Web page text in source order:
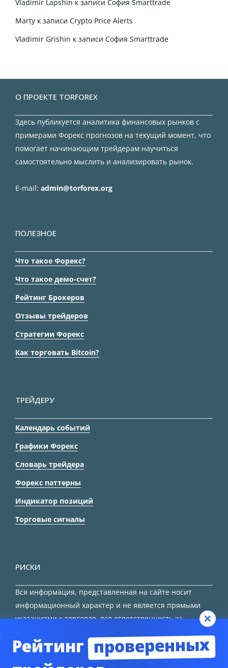
Vladimir Lapshin к записи София Smarttrade
Marty к записи Crypto Price Alerts
Vladimir Grishin к записи София Smarttrade
О ПРОЕКТЕ TORFOREX
Здесь публикуется аналитика финансовых рынков с
примерами Форекс прогнозов на текущий момент, что
помогает начинающим трейдерам научиться
самостоятельно мыслить и анализировать рынок.
E-mail: admin@torforex.org
ПОЛЕЗНОЕ
Что такое Форекс?
Что такое демо-счет?
Рейтинг Брокеров
Отзывы трейдеров
Стратегии Форекс
Как торговать Bitcoin?
ТРЕЙДЕРУ
Календарь событий
Графики Форекс
Словарь трейдера
Форекс паттерны
Индикатор позиций
Торговые сигналы
РИСКИ
Вся информация, представленная на сайте носит
информационный характер и не является прямыми
указаниями к торговле, вся ответственность за
Рейтинг проверенных